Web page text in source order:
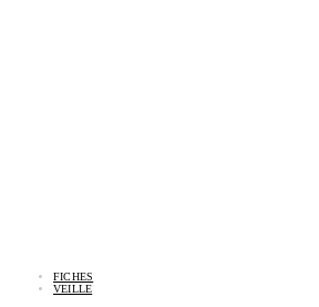
FICHES
VEILLE